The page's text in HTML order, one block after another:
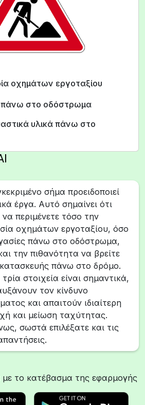
οχημάτων εργοταξίου
πάνω στο οδόστρωμα
υλικά πάνω στο
σήμα προειδοποιεί
έργα. Αυτό σημαίνει ότι
να περιμένετε τόσο την
οχημάτων εργοταξίου, όσο
πάνω στο οδόστρωμα,
την πιθανότητα να βρείτε
πάνω στο δρόμο.
στοιχεία είναι σημαντικά,
τον κίνδυνο
και απαιτούν ιδιαίτερη
και μείωση ταχύτητας.
σωστά επιλέξατε και τις
το κατέβασμα της εφαρμογής